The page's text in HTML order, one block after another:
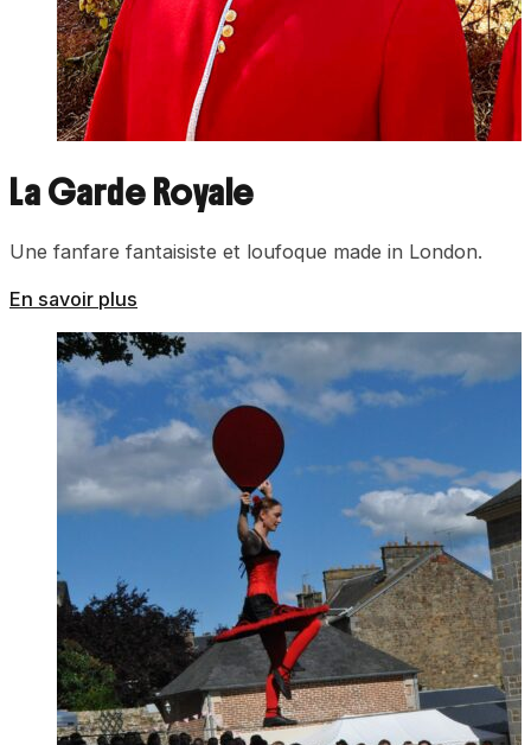
La Garde Royale
Une fanfare fantaisiste et loufoque made in London.
En savoir plus